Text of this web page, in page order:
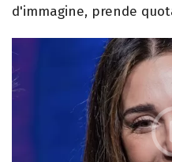
d'immagine, prende